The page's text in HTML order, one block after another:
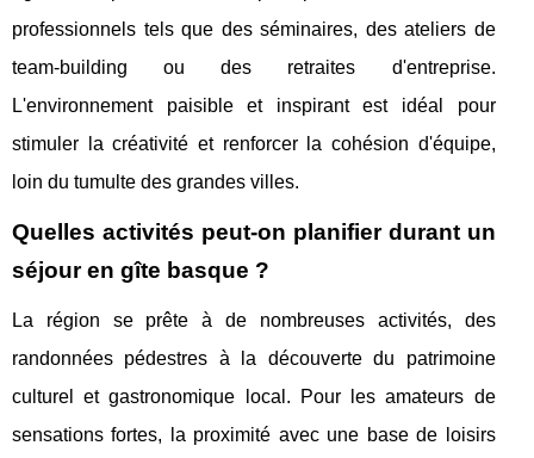
professionnels tels que des séminaires, des ateliers de
team-building ou des retraites d'entreprise.
L'environnement paisible et inspirant est idéal pour
stimuler la créativité et renforcer la cohésion d'équipe,
loin du tumulte des grandes villes.
Quelles activités peut-on planifier durant un
séjour en gîte basque ?
La région se prête à de nombreuses activités, des
randonnées pédestres à la découverte du patrimoine
culturel et gastronomique local. Pour les amateurs de
sensations fortes, la proximité avec une base de loisirs